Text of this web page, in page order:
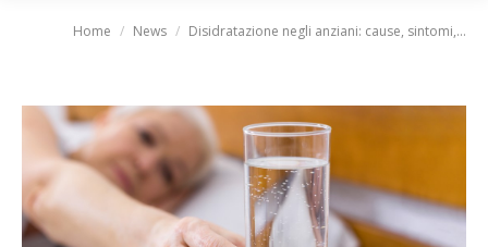
Tu sei qui:Home News Disidratazione negli anziani: cause, sintomi,…